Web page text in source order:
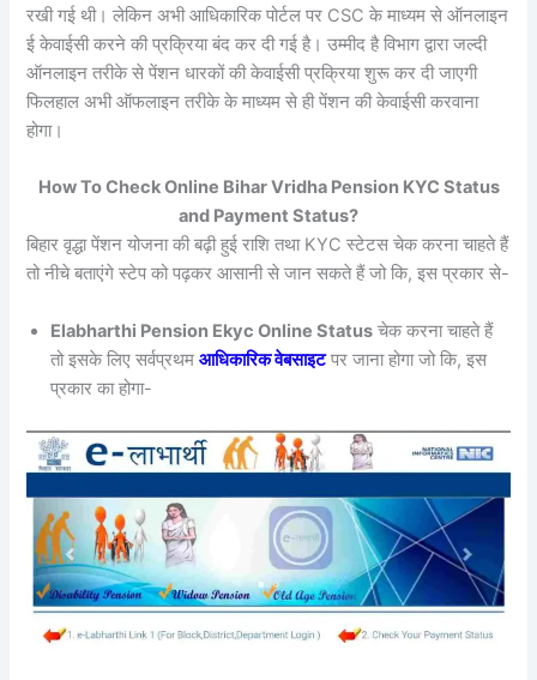
रखी गई थी। लेकिन अभी आधिकारिक पोर्टल पर CSC के माध्यम से ऑनलाइन
ई केवाईसी करने की प्रक्रिया बंद कर दी गई है। उम्मीद है विभाग द्वारा जल्दी
ऑनलाइन तरीके से पेंशन धारकों की केवाईसी प्रक्रिया शुरू कर दी जाएगी
फिलहाल अभी ऑफलाइन तरीके के माध्यम से ही पेंशन की केवाईसी करवाना
होगा।
How To Check Online Bihar Vridha Pension KYC Status
and Payment Status?
बिहार वृद्धा पेंशन योजना की बढ़ी हुई राशि तथा KYC स्टेटस चेक करना चाहते हैं
तो नीचे बताएंगे स्टेप को पढ़कर आसानी से जान सकते हैं जो कि, इस प्रकार से-
Elabharthi Pension Ekyc Online Status चेक करना चाहते हैं
तो इसके लिए सर्वप्रथमआधिकारिक वेबसाइटपर जाना होगा जो कि, इस
प्रकार का होगा-